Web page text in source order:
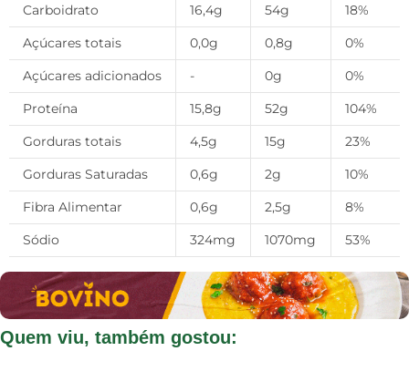
Carboidrato
16,4g 54g
18%
Açúcares totais
0,0g 0,8g
0%
Açúcares adicionados
- 0g
0%
Proteína
15,8g 52g
104%
Gorduras totais
4,5g 15g
23%
Gorduras Saturadas
0,6g 2g
10%
Fibra Alimentar
0,6g 2,5g
8%
Sódio
324mg 1070mg 53%
Quem viu, também gostou: